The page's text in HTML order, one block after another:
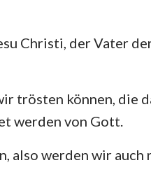
Kolosser
2. Timotheus
Christi, der Vater
trösten können, die
werden von Gott.
also werden wir auch